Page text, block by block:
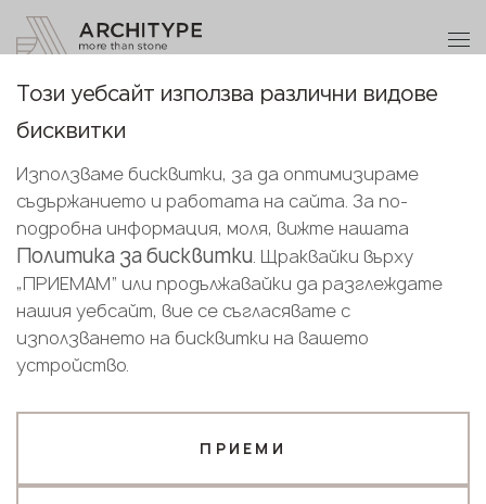
English
Bulgarian
+359 89 208 92 68
Станете партньор
За архитекти и дизайнери
Сътрудничество Системи за фасадно закрепване
На ARCHITYPE доверяват
повече от 4000
Станете
партньор
Изпратете вашите данни или ни се
обадете
+359 89 208 92 68
Вашият бизнес профил
Благодарим ви!
Нашите мениджъри ще се свържат с
вас скоро
Този уебсайт използва различни видове
бисквитки
Използваме бисквитки, за да оптимизираме
съдържанието и работата на сайта. За по-
подробна информация, моля, вижте нашата
Политика за бисквитки. Щраквайки върху
„ПРИЕМАМ“ или продължавайки да разглеждате
нашия уебсайт, вие се съгласявате с
използването на бисквитки на вашето
устройство.
ПРИЕМИ